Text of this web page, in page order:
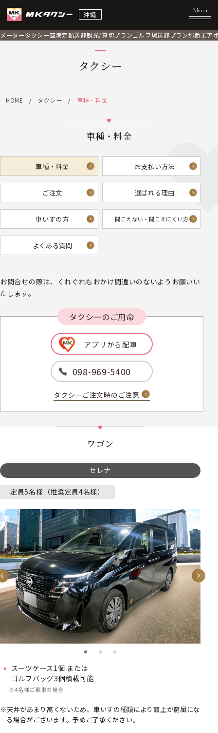
沖縄
メータータクシー空港定額送迎観光/貸切プランゴルフ場送迎プラン那覇エア
タクシー
HOME タクシー 車種・料金
車種・料金
車種・料金 お支払い方法
ご注文 選ばれる理由
車いすの方 聞こえない・聞こえにくい方へ
よくある質問
お問合せの際は、くれぐれもおかけ間違いのないようお願いい
たします。
タクシーのご用命
アプリから配車
098-969-5400
タクシーご注文時のご注意
ワゴン
セレナ
定員5名様（推奨定員4名様）
スーツケース1個 または
ゴルフバッグ3個積載可能
4名様ご乗車の場合
天井があまり高くないため、車いすの種類により頭上が窮屈にな
る場合がございます。予めご了承ください。